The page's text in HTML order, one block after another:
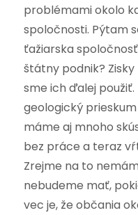
problémami okolo
spoločnosti. Pýtam
ťažiarska
štátny podnik?
sme ich ďalej
geologický
máme aj mnoho
bez práce a teraz
Zrejme na to
nebudeme mať,
vec je, že občania